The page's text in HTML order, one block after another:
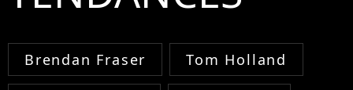
Brendan Fraser Tom Holland